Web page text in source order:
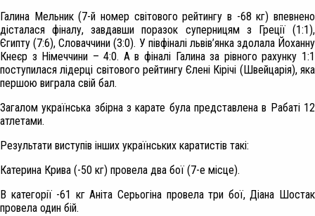
Галина Мельник (7-й номер світового рейтингу в -68 кг) впевнено
дісталася фіналу, завдавши поразок суперницям з Греції (1:1),
Єгипту (7:6), Словаччини (3:0). У півфіналі львів’янка здолала Йоханну
Кнеєр з Німеччини – 4:0. А в фіналі Галина за рівного рахунку 1:1
поступилася лідерці світового рейтингу Єлені Кірічі (Швейцарія), яка
першою виграла свій бал.
Загалом українська збірна з карате була представлена в Рабаті 12
атлетами.
Результати виступів інших українських каратистів такі:
Катерина Крива (-50 кг) провела два бої (7-е місце).
В категорії -61 кг Аніта Серьогіна провела три бої, Діана Шостак
провела один бій.